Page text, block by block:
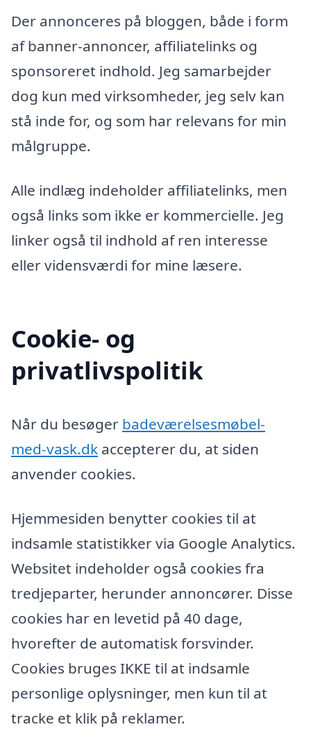
Der annonceres på bloggen, både i form
af banner-annoncer, affiliatelinks og
sponsoreret indhold. Jeg samarbejder
dog kun med virksomheder, jeg selv kan
stå inde for, og som har relevans for min
målgruppe.
Alle indlæg indeholder affiliatelinks, men
også links som ikke er kommercielle. Jeg
linker også til indhold af ren interesse
eller vidensværdi for mine læsere.
Cookie- og
privatlivspolitik
Når du besøger badeværelsesmøbel-
med-vask.dk accepterer du, at siden
anvender cookies.
Hjemmesiden benytter cookies til at
indsamle statistikker via Google Analytics.
Websitet indeholder også cookies fra
tredjeparter, herunder annoncører. Disse
cookies har en levetid på 40 dage,
hvorefter de automatisk forsvinder.
Cookies bruges IKKE til at indsamle
personlige oplysninger, men kun til at
tracke et klik på reklamer.